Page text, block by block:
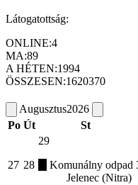
Látogatottság:
ONLINE:4
MA:89
A HÉTEN:1994
ÖSSZESEN:1620370
Augusztus2026
Po Út St
27 28
29
Komunálny odpad
Jelenec (Nitra)